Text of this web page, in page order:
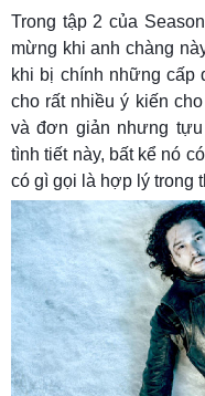
Trong tập 2 của
mừng khi anh chàng
khi bị chính những cấp
cho rất nhiều ý kiến
và đơn giản nhưng
tình tiết này, bất kể nó
có gì gọi là hợp lý trong